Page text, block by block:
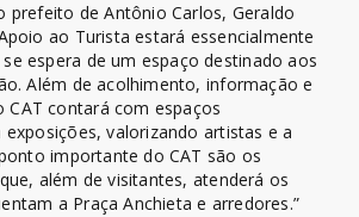
de Antônio Carlos, Geraldo
ao Turista estará essencialmente
espera de um espaço destinado aos
Além de acolhimento, informação e
contará com espaços
valorizando artistas e a
importante do CAT são os
além de visitantes, atenderá os
a Praça Anchieta e arredores.”